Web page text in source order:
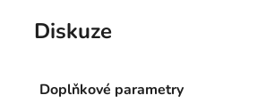
Diskuze
Doplňkové parametry